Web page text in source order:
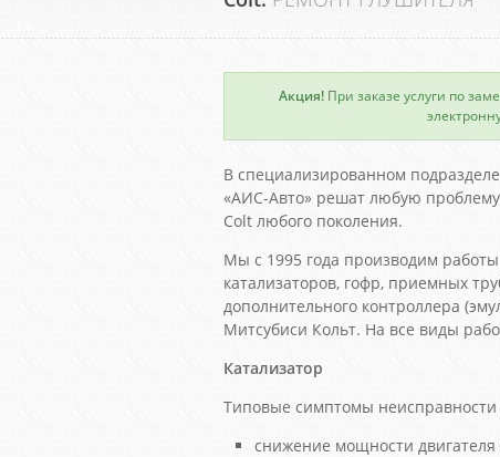
Акция!При заказе услуги по
×
В специализированном
«АИС-Авто» решат любую
Colt любого поколения.
Мы с 1995 года производим
катализаторов, гофр, приемных
дополнительного контроллера
Митсубиси Кольт. На все виды
Катализатор
Типовые симптомы неисправности
снижение мощности